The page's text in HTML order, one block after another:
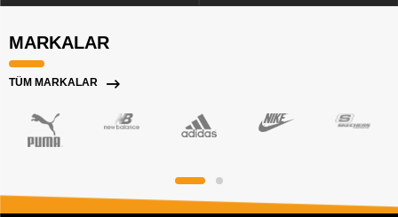
MARKALAR
TÜM MARKALAR